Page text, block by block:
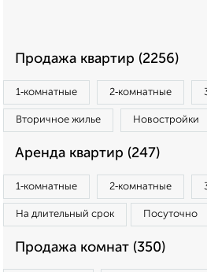
Продажа квартир (2256)
1‑комнатные 2‑комнатные
Вторичное жилье Новостройки
Аренда квартир (247)
1‑комнатные 2‑комнатные
На длительный срок Посуточно
Продажа комнат (350)